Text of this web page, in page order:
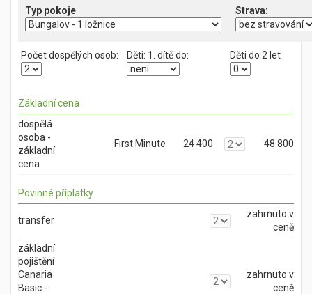
Typ pokoje
Počet dospělých osob: Děti: 1. dítě do: Děti do 2 let
Základní cena
dospělá
osoba -
základní
cena
First Minute 24 400 48 800
Povinné příplatky
transfer
zahrnuto v
ceně
základní
pojištění
Canaria
Basic -
zahrnuto v
ceně